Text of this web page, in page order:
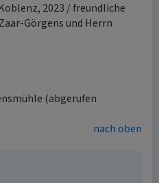
2023 / freundliche
Görgens und Herrn
(abgerufen
nach oben